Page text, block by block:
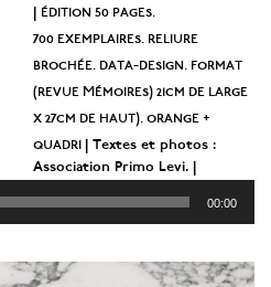
édition 50 pages.
700 exemplaires. reliure
brochée. data-design. format
(revue Mémoires) 21cm de large
x 27cm de haut). orange +
quadri
| Textes et photos :
Association Primo Levi. |
Lecteur
audio
00:00